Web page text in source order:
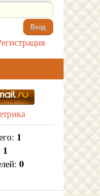
1
1
0